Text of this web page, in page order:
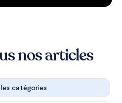
nos articles
catégories